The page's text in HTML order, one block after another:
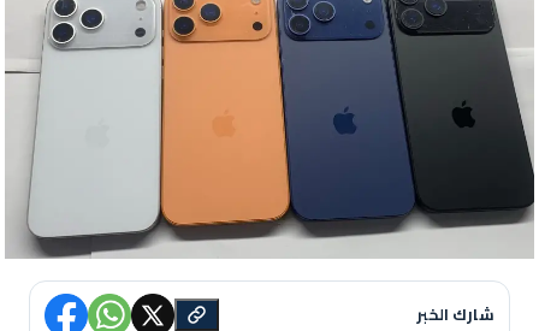
شارك الخبر